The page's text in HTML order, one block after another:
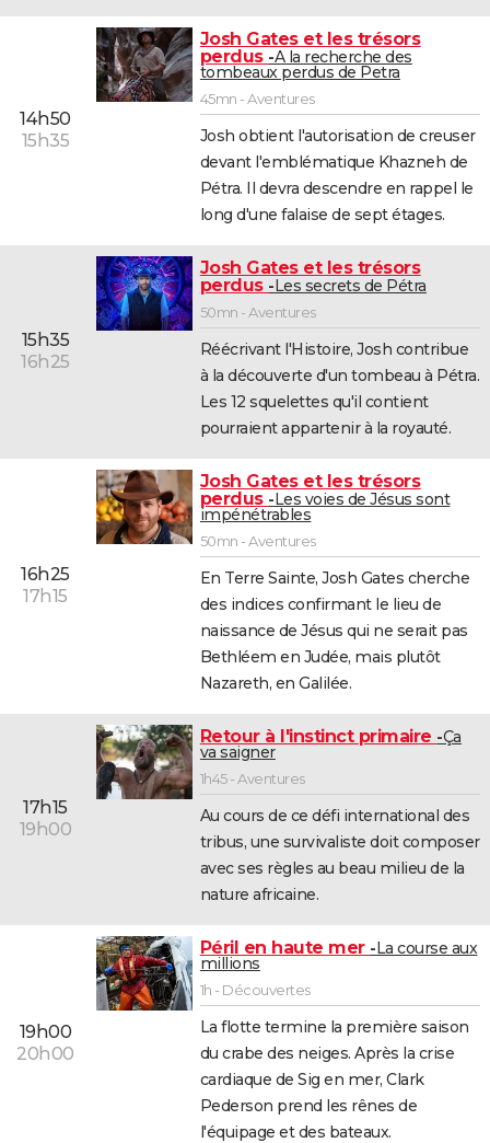
14h50
15h35
Josh Gates et les trésors
perdus A la recherche des
tombeaux perdus de Petra
45mn - Aventures
Josh obtient l'autorisation de creuser
devant l'emblématique Khazneh de
Pétra. Il devra descendre en rappel le
long d'une falaise de sept étages.
15h35
16h25
Josh Gates et les trésors
perdus
Les secrets de Pétra
50mn - Aventures
Réécrivant l'Histoire, Josh contribue
à la découverte d'un tombeau à Pétra.
Les 12 squelettes qu'il contient
pourraient appartenir à la royauté.
16h25
17h15
Josh Gates et les trésors
perdus
Les voies de Jésus sont
impénétrables
50mn - Aventures
En Terre Sainte, Josh Gates cherche
des indices confirmant le lieu de
naissance de Jésus qui ne serait pas
Bethléem en Judée, mais plutôt
Nazareth, en Galilée.
17h15
19h00
Retour à l'instinct primaire Ça
va saigner
1h45 - Aventures
Au cours de ce défi international des
tribus, une survivaliste doit composer
avec ses règles au beau milieu de la
nature africaine.
19h00
20h00
Péril en haute mer La course aux
millions
1h - Découvertes
La flotte termine la première saison
du crabe des neiges. Après la crise
cardiaque de Sig en mer, Clark
Pederson prend les rênes de
l'équipage et des bateaux.